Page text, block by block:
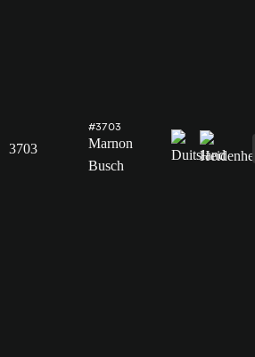
3703
#3703
Marnon
Busch